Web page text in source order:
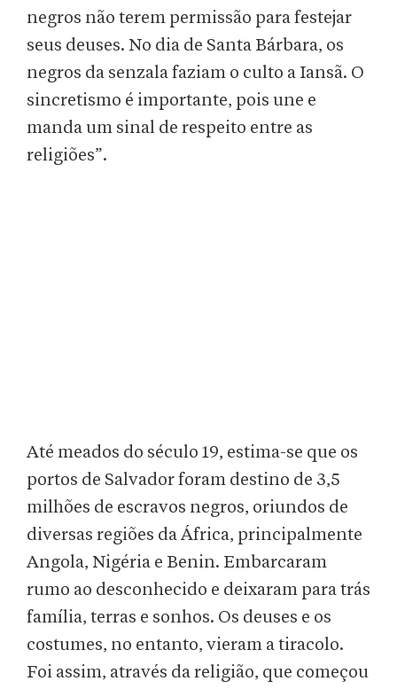
negros não terem permissão para festejar
seus deuses. No dia de Santa Bárbara, os
negros da senzala faziam o culto a Iansã. O
sincretismo é importante, pois une e
manda um sinal de respeito entre as
religiões”.
Até meados do século 19, estima-se que os
portos de Salvador foram destino de 3,5
milhões de escravos negros, oriundos de
diversas regiões da África, principalmente
Angola, Nigéria e Benin. Embarcaram
rumo ao desconhecido e deixaram para trás
família, terras e sonhos. Os deuses e os
costumes, no entanto, vieram a tiracolo.
Foi assim, através da religião, que começou